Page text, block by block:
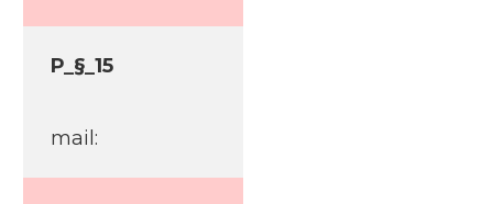
P_§_15
mail: